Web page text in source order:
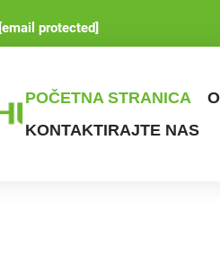
[email protected]
POČETNA STRANICA
KONTAKTIRAJTE NAS